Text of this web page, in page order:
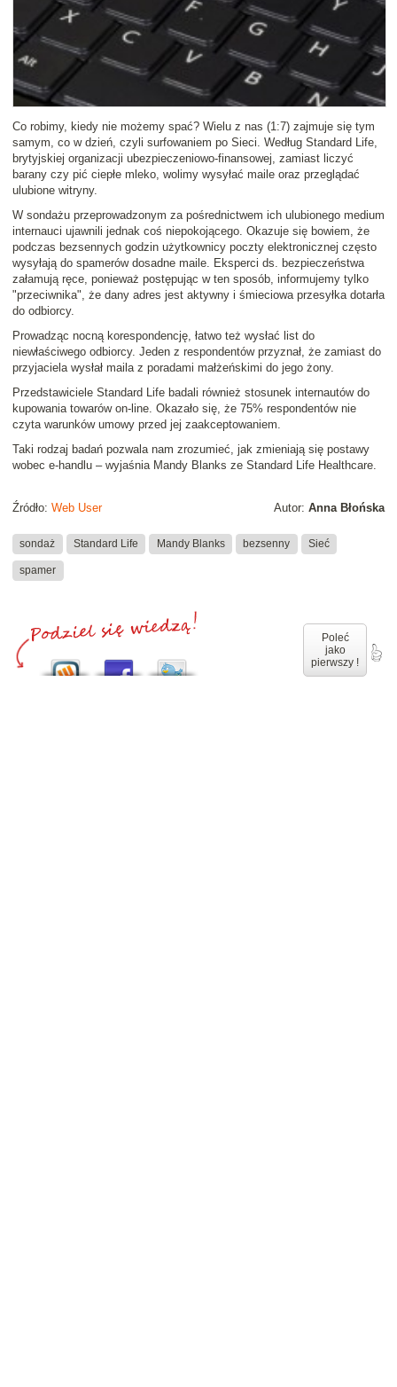
Co robimy, kiedy nie możemy spać? Wielu z nas (1:7) zajmuje się tym
samym, co w dzień, czyli surfowaniem po Sieci . Według Standard Life
brytyjskiej organizacji ubezpieczeniowo-finansowej, zamiast liczyć
barany czy pić ciepłe mleko, wolimy wysyłać maile oraz przeglądać
ulubione witryny.
W sondażu przeprowadzonym za pośrednictwem ich ulubionego medium
internauci ujawnili jednak coś niepokojącego. Okazuje się bowiem, że
podczas bezsennych godzin użytkownicy poczty elektronicznej często
wysyłają do spamerów dosadne maile . Eksperci ds. bezpieczeństwa
załamują ręce, ponieważ postępując w ten sposób, informujemy tylko
"przeciwnika", że dany adres jest aktywny i śmieciowa przesyłka dotarła
do odbiorcy.
Prowadząc nocną korespondencję, łatwo też wysłać list do
niewłaściwego odbiorcy. Jeden z respondentów przyznał, że zamiast do
przyjaciela wysłał maila z poradami małżeńskimi do jego żony.
Przedstawiciele Standard Life badali również stosunek internautów do
kupowania towarów on-line. Okazało się, że 75% respondentów nie
czyta warunków umowy przed jej zaakceptowaniem.
Taki rodzaj badań pozwala nam zrozumieć, jak zmieniają się postawy
wobec e-handlu – wyjaśnia Mandy Blanks ze Standard Life Healthcare.
Autor: Anna Błońska
Źródło: Web User
sondaż Standard Life Mandy Blanks bezsenny Sieć
spamer
Poleć
jako
pierwszy !